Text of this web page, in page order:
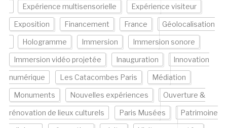
Expérience multisensorielle Expérience visiteur
Exposition Financement France Géolocalisation
Hologramme Immersion Immersion sonore
Immersion vidéo projetée Inauguration Innovation
numérique Les Catacombes Paris Médiation
Monuments Nouvelles expériences Ouverture &
rénovation de lieux culturels Paris Musées Patrimoine